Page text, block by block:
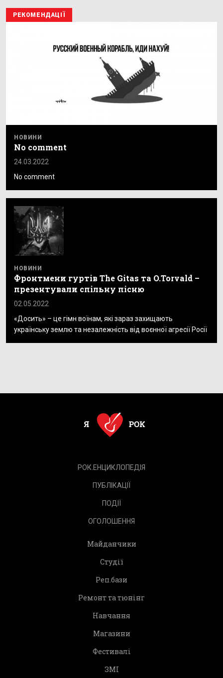
РЕКОМЕНДАЦІЇ
НОВИНИ
No comment
24.03.2022
No comment
НОВИНИ
Фронтмени гуртів The Gitas та O.Torvald –
презентували спільну пісню
02.05.2022
«Досить» – це гімн воїнам, які зараз захищають
українську землю та незалежність від воєнної агресії Росії
РОК.ЕНЦИКЛОПЕДІЯ
ПУБЛІКАЦІЇ
ПОДІЇ
ОГОЛОШЕННЯ
Майданчики
Студії
Реп.бази
Ремонт та тюнінг
Навчання
Магазини
Фестивалі
ЗМІ